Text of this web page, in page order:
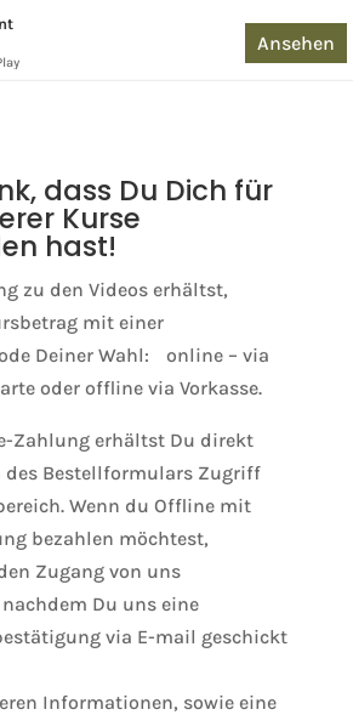
dass Du Dich für
Kurse
hast!
zu den Videos erhältst,
mit einer
Deiner Wahl: online – via
oder offline via Vorkasse.
Zahlung erhältst Du direkt
des Bestellformulars Zugriff
Wenn du Offline mit
bezahlen möchtest,
Zugang von uns
Du uns eine
via E-mail geschickt
Informationen, sowie eine
Ansehen